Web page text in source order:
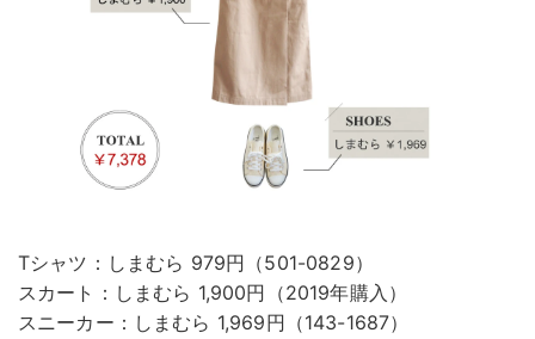
Tシャツ：しまむら 979円（501-0829）
スカート：しまむら 1,900円（2019年購入）
スニーカー：しまむら 1,969円（143-1687）